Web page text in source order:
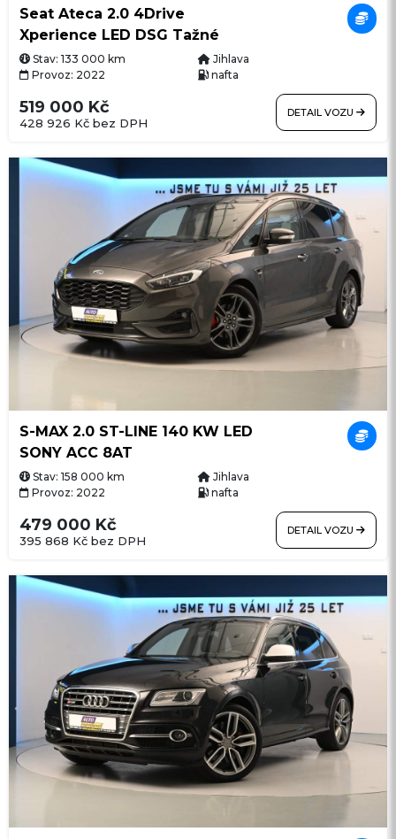
Seat Ateca 2.0 4Drive
Xperience LED DSG Tažné
Stav: 133 000 km
Jihlava
Provoz: 2022
nafta
428 926 Kč bez DPH
519 000 Kč DETAIL VOZU
S-MAX 2.0 ST-LINE 140 KW LED
SONY ACC 8AT
Stav: 158 000 km
Jihlava
Provoz: 2022
nafta
395 868 Kč bez DPH
479 000 Kč DETAIL VOZU